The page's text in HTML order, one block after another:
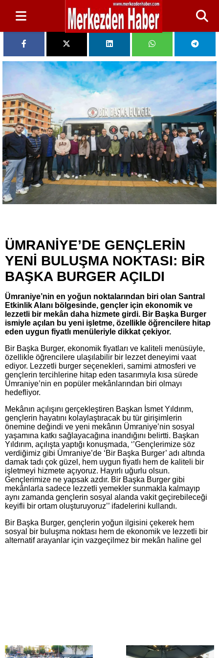
ÜMRANİYE’DE GENÇLERİN
YENİ BULUŞMA NOKTASI: BİR
BAŞKA BURGER AÇILDI
Ümraniye’nin en yoğun noktalarından biri olan Santral
Etkinlik Alanı bölgesinde, gençler için ekonomik ve
lezzetli bir mekân daha hizmete girdi. Bir Başka Burger
ismiyle açılan bu yeni işletme, özellikle öğrencilere hitap
eden uygun fiyatlı menüleriyle dikkat çekiyor.
Bir Başka Burger, ekonomik fiyatları ve kaliteli menüsüyle,
özellikle öğrencilere ulaşılabilir bir lezzet deneyimi vaat
ediyor. Lezzetli burger seçenekleri, samimi atmosferi ve
gençlerin tercihlerine hitap eden tasarımıyla kısa sürede
Ümraniye’nin en popüler mekânlarından biri olmayı
hedefliyor.
Mekânın açılışını gerçekleştiren Başkan İsmet Yıldırım,
gençlerin hayatını kolaylaştıracak bu tür girişimlerin
önemine değindi ve yeni mekânın Ümraniye’nin sosyal
yaşamına katkı sağlayacağına inandığını belirtti. Başkan
Yıldırım, açılışta yaptığı konuşmada, ‘’Gençlerimize söz
verdiğimiz gibi Ümraniye’de ‘Bir Başka Burger’ adı altında
damak tadı çok güzel, hem uygun fiyatlı hem de kaliteli bir
işletmeyi hizmete açıyoruz. Hayırlı uğurlu olsun.
Gençlerimize ne yapsak azdır. Bir Başka Burgergibi
mekânlarla sadece lezzetli yemekler sunmakla kalmayıp
aynı zamanda gençlerin sosyal alanda vakit geçirebileceği
keyifli bir ortam oluşturuyoruz’’ ifadelerini kullandı.
Bir Başka Burger, gençlerin yoğun ilgisini çekerek hem
sosyal bir buluşma noktası hem de ekonomik ve lezzetli bir
alternatif arayanlar için vazgeçilmez bir mekân haline gel